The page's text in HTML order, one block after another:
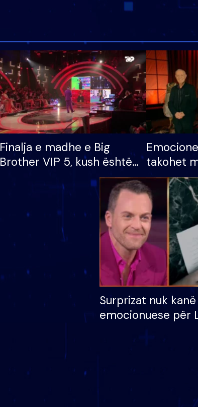
Finalja e madhe e Big
Brother VIP 5, kush është
banori i parë që lë shtëpinë
dhe humb mundësinë për
të fituar çmimin e madh
takohet
vajzën
S’kemi
apo jo?
Surprizat nuk
emocionuese për